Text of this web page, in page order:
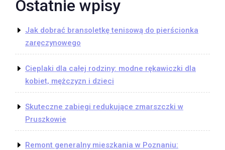
Ostatnie wpisy
Jak dobrać bransoletkę tenisową do pierścionka
zaręczynowego
Cieplaki dla całej rodziny: modne rękawiczki dla
kobiet, mężczyzn i dzieci
Skuteczne zabiegi redukujące zmarszczki w
Pruszkowie
Remont generalny mieszkania w Poznaniu: